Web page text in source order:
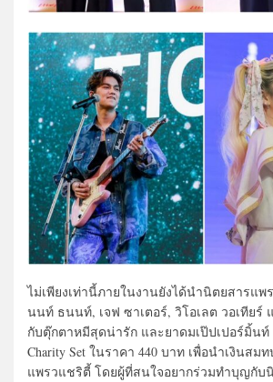
ไม่เพียงเท่านี้ภายในงานยังได้นำนิตยสารแ
นนท์ ธนนท์, เจฟ ซาเตอร์, วิโอเลต วอเทียร์
กับตุ๊กตาหมีสุดน่ารัก และยาดมเป๊ปเปอร์มิ้นท์
Charity Set ในราคา 440 บาท เพื่อนำเงินสม
แพรวแชริตี้ โดยผู้ที่สนใจอยากร่วมทำบุญกับ